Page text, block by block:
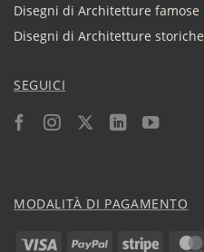
Disegni di Architetture famose
Disegni di Architetture storiche
SEGUICI
MODALITÀ DI PAGAMENTO
Visa PayPal Stripe